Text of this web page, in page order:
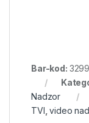
Bar-kod: 3299
Nadzor
TVI ,video